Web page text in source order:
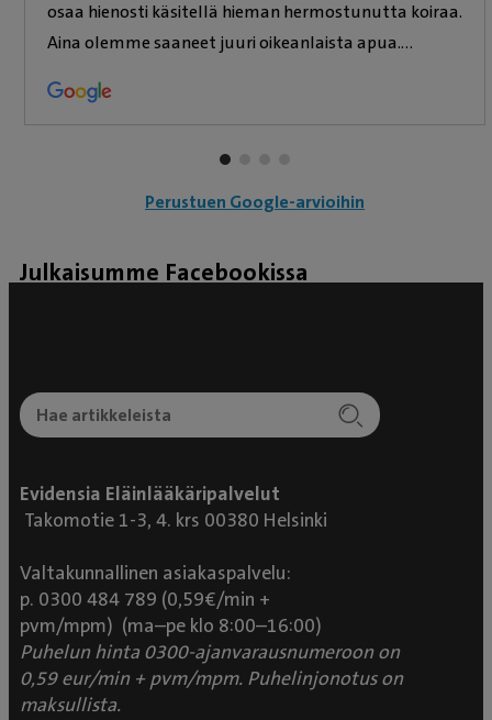
osaa hienosti käsitellä hieman hermostunutta koiraa.
Aina olemme saaneet juuri oikeanlaista apua.
ihana, taitava ja huumorintajuinen eläinlääkäri.
Perustuen Google-arvioihin
Julkaisumme Facebookissa
Evidensia Eläinlääkäripalvelut
Takomotie 1-3, 4. krs 00380 Helsinki
Valtakunnallinen asiakaspalvelu:
p. 0300 484 789 (0,59€/min +
pvm/mpm) (ma–pe klo 8:00–16:00)
Puhelun hinta 0300-ajanvarausnumeroon on
0,59 eur/min + pvm/mpm. Puhelinjonotus on
maksullista.